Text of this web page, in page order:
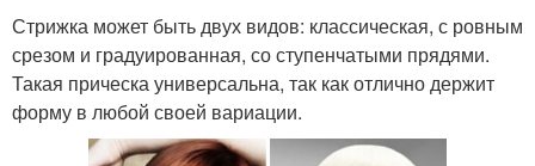
Стрижка может быть двух видов: классическая, с ровным
срезом и градуированная, со ступенчатыми прядями.
Такая прическа универсальна, так как отлично держит
форму в любой своей вариации.